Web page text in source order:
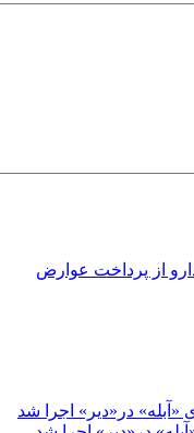
و دارو از پرداخت عوارض